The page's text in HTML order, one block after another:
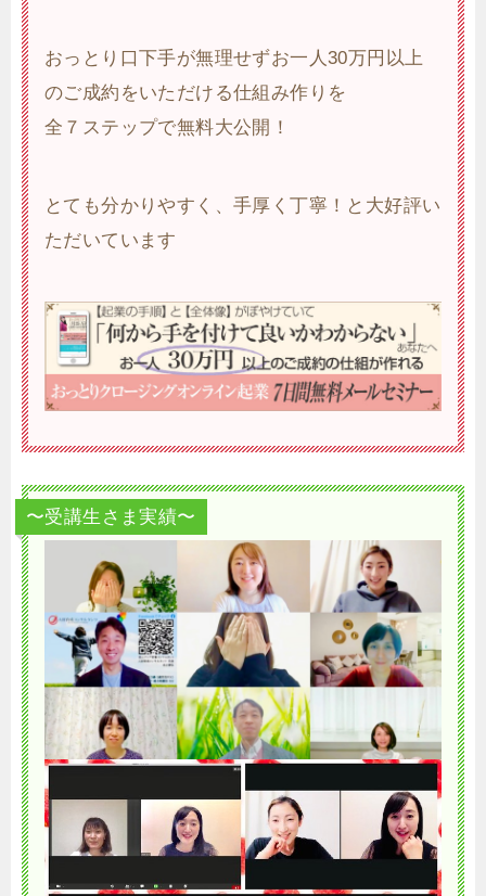
おっとり口下手が無理せずお一人30万円以上
のご成約をいただける仕組み作りを
全７ステップで無料大公開！
とても分かりやすく、手厚く丁寧！と大好評い
ただいています
〜受講生さま実績〜